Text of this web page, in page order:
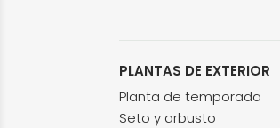
PLANTAS DE EXTERIOR
Planta de temporada
Seto y arbusto